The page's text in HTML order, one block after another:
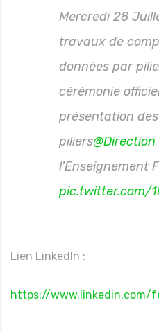
Mercredi 28
travaux de
données par
cérémonie
présentation
piliers@Direction
l'Enseignement
pic.twitter.com/
Lien LinkedIn :
https://www.linkedin.com/